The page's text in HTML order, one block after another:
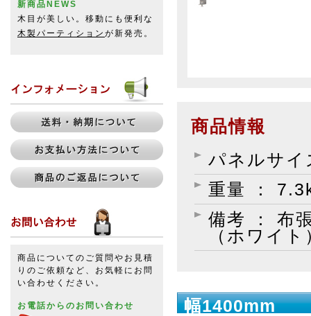
商品情報
パネルサ
重量 ：
備考 ： 布
（ホワイ
幅1400mm
新商品NEWS
木目が美しい。移動にも便利な
木製パーティション が新発売。
商品についてのご質問やお見積
りのご依頼など、お気軽にお問
い合わせください。
お電話からのお問い合わせ